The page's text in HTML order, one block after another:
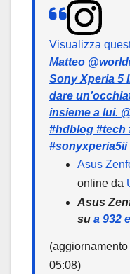
Visualizza
Matteo
Sony Xperia 5
dare
insieme a lui.
#hdblog #tech
Asus
online da
Asus
su a 932
05:08)